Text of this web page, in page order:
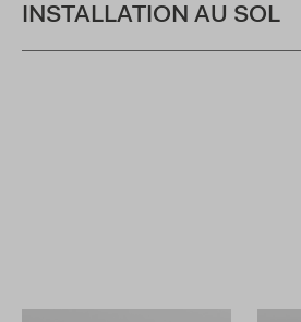
INSTALLATION AU SOL